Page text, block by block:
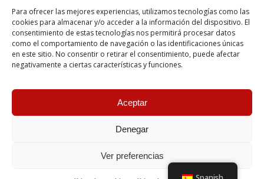
Para ofrecer las mejores experiencias, utilizamos tecnologías como las
cookies para almacenar y/o acceder a la información del dispositivo. El
consentimiento de estas tecnologías nos permitirá procesar datos
como el comportamiento de navegación o las identificaciones únicas
en este sitio. No consentir o retirar el consentimiento, puede afectar
negativamente a ciertas características y funciones.
Aceptar
Denegar
Ver preferencias
LEGAL
Política de Privacidad
Política de Cookies
Accesibilidad
Esta empresa ha sido beneficiaria del bono Kit Digital y lo ha
internet, financiado por la Unión Europea – NextGeneration EU
© 2026 Guillermo Martínez | Todos los derechos reservados |